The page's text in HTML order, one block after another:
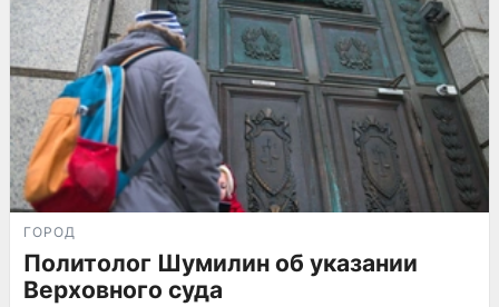
ГОРОД
Политолог Шумилин об указании
Верховного суда